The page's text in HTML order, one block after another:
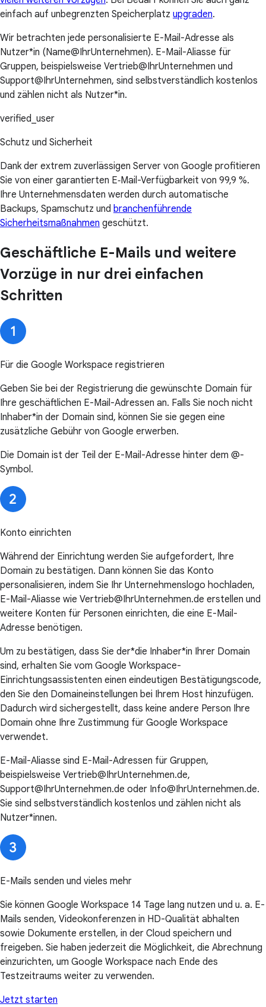
einfach auf unbegrenzten Speicherplatz upgraden.
Wir betrachten jede personalisierte E-Mail-Adresse als
Nutzer*in (Name@IhrUnternehmen). E-Mail-Aliasse für
Gruppen, beispielsweise Vertrieb@IhrUnternehmen und
Support@IhrUnternehmen, sind selbstverständlich kostenlos
und zählen nicht als Nutzer*in.
verified_user
Schutz und Sicherheit
Dank der extrem zuverlässigen Server von Google profitieren
Sie von einer garantierten E‑Mail-Verfügbarkeit von 99,9 %.
Ihre Unternehmensdaten werden durch automatische
Backups, Spamschutz und branchenführende
Sicherheitsmaßnahmen geschützt.
Geschäftliche E-Mails und weitere
Vorzüge in nur drei einfachen
Schritten
Für die Google Workspace registrieren
Geben Sie bei der Registrierung die gewünschte Domain für
Ihre geschäftlichen E-Mail-Adressen an. Falls Sie noch nicht
Inhaber*in der Domain sind, können Sie sie gegen eine
zusätzliche Gebühr von Google erwerben.
Die Domain ist der Teil der E-Mail-Adresse hinter dem @-
Symbol.
Konto einrichten
Während der Einrichtung werden Sie aufgefordert, Ihre
Domain zu bestätigen. Dann können Sie das Konto
personalisieren, indem Sie Ihr Unternehmenslogo hochladen,
E-Mail-Aliasse wie Vertrieb@IhrUnternehmen.de erstellen und
weitere Konten für Personen einrichten, die eine E-Mail-
Adresse benötigen.
Um zu bestätigen, dass Sie der*die Inhaber*in Ihrer Domain
sind, erhalten Sie vom Google Workspace-
Einrichtungsassistenten einen eindeutigen Bestätigungscode,
den Sie den Domaineinstellungen bei Ihrem Host hinzufügen.
Dadurch wird sichergestellt, dass keine andere Person Ihre
Domain ohne Ihre Zustimmung für Google Workspace
verwendet.
E-Mail-Aliasse sind E-Mail-Adressen für Gruppen,
beispielsweise Vertrieb@IhrUnternehmen.de,
Support@IhrUnternehmen.de oder Info@IhrUnternehmen.de.
Sie sind selbstverständlich kostenlos und zählen nicht als
Nutzer*innen.
E-Mails senden und vieles mehr
Sie können Google Workspace 14 Tage lang nutzen und u. a. E-
Mails senden, Videokonferenzen in HD-Qualität abhalten
sowie Dokumente erstellen, in der Cloud speichern und
freigeben. Sie haben jederzeit die Möglichkeit, die Abrechnung
einzurichten, um Google Workspace nach Ende des
Testzeitraums weiter zu verwenden.
Jetzt starten